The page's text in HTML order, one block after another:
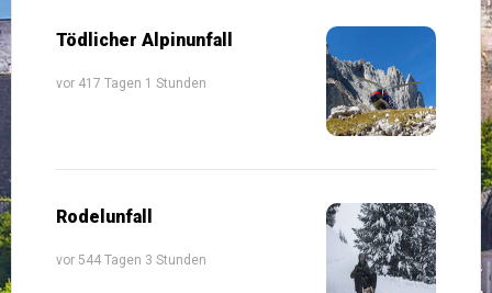
Tödlicher Alpinunfall
vor 417 Tagen 1 Stunden
Rodelunfall
vor 544 Tagen 3 Stunden